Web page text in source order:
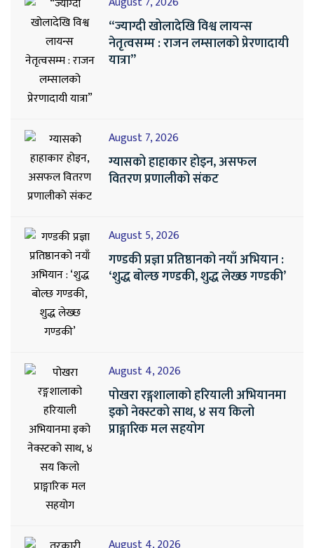
“ज्याग्दी खोलादेखि विश्व लायन्स
नेतृत्वसम्म : राजन लम्सालको प्रेरणादायी
यात्रा”
August 7, 2026
ग्यासको हाहाकार होइन, असफल
वितरण प्रणालीको संकट
August 5, 2026
गण्डकी प्रज्ञा प्रतिष्ठानको नयाँ अभियान :
‘शुद्ध बोल्छ गण्डकी, शुद्ध लेख्छ गण्डकी’
August 4, 2026
पोखरा रङ्गशालाको हरियाली अभियानमा
इको नेक्स्टको साथ, ४ सय किलो
प्राङ्गारिक मल सहयोग